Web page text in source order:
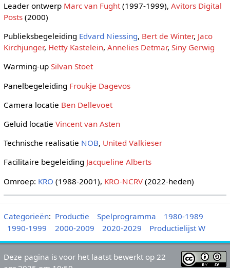
Leader ontwerp Marc van Fught(1997-1999), Avitors Digital
Posts(2000)
Publieksbegeleiding Edvard Niessing, Bert de Winter, Jaco
Kirchjunger, Hetty Kastelein, Annelies Detmar, Siny Gerwig
Warming-up Silvan Stoet
Panelbegeleiding Froukje Dagevos
Camera locatie Ben Dellevoet
Geluid locatie Vincent van Asten
Technische realisatie NOB, United Valkieser
Facilitaire begeleiding Jacqueline Alberts
Omroep: KRO (1988-2001), KRO-NCRV(2022-heden)
Categorieën: Productie Spelprogramma
1980-1989
1990-1999
2000-2009 2020-2029 Productielijst W
Deze pagina is voor het laatst bewerkt op 22